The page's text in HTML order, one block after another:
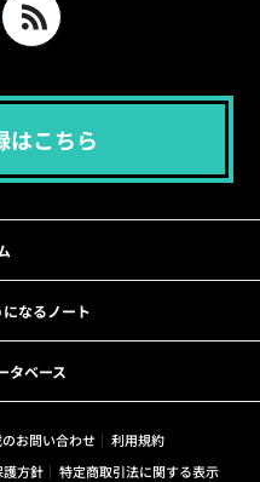
はこちら
なるノート
タベース
お問い合わせ
利用規約
方針
特定商取引法に関する表示